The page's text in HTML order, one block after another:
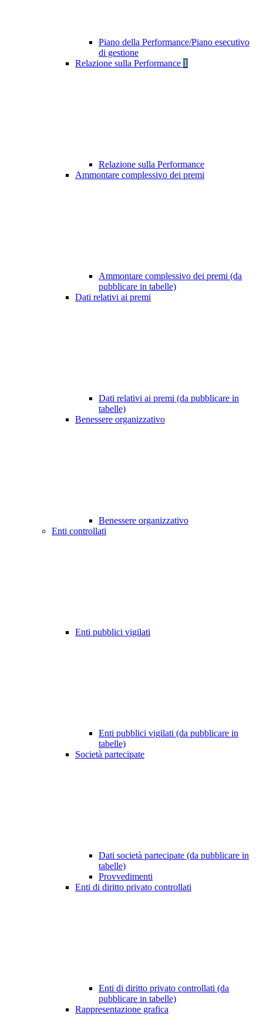
Piano della Performance/Piano esecutivo
di gestione
Relazione sulla Performance 1
Relazione sulla Performance
Ammontare complessivo dei premi
Ammontare complessivo dei premi (da
pubblicare in tabelle)
Dati relativi ai premi
Dati relativi ai premi (da pubblicare in
tabelle)
Benessere organizzativo
Benessere organizzativo
Enti controllati
Enti pubblici vigilati
Enti pubblici vigilati (da pubblicare in
tabelle)
Società partecipate
Dati società partecipate (da pubblicare in
tabelle)
Provvedimenti
Enti di diritto privato controllati
Enti di diritto privato controllati (da
pubblicare in tabelle)
Rappresentazione grafica